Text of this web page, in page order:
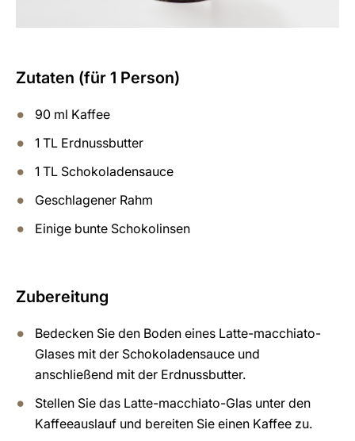
Zutaten (für 1 Person)
90 ml Kaffee
1 TL Erdnussbutter
1 TL Schokoladensauce
Geschlagener Rahm
Einige bunte Schokolinsen
Zubereitung
Bedecken Sie den Boden eines Latte-macchiato-
Glases mit der Schokoladensauce und
anschließend mit der Erdnussbutter.
Stellen Sie das Latte-macchiato-Glas unter den
Kaffeeauslauf und bereiten Sie einen Kaffee zu.